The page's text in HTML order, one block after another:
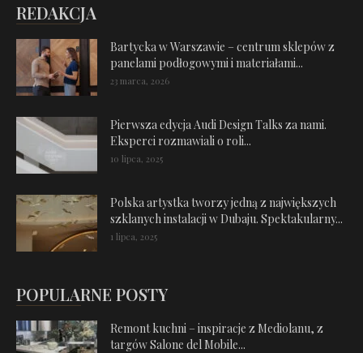
REDAKCJA
Bartycka w Warszawie – centrum sklepów z
panelami podłogowymi i materiałami...
23 marca, 2026
Pierwsza edycja Audi Design Talks za nami.
Eksperci rozmawiali o roli...
10 lipca, 2025
Polska artystka tworzy jedną z największych
szklanych instalacji w Dubaju. Spektakularny...
1 lipca, 2025
POPULARNE POSTY
Remont kuchni – inspiracje z Mediolanu, z
targów Salone del Mobile...